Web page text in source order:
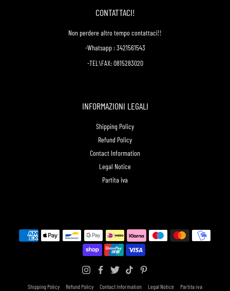
CONTATTACI!
Non perdere altro tempo contattaci!!
-Whatsapp : 3421561543
-TEL\FAX: 0815283020
INFORMAZIONI LEGALI
Shipping Policy
Refund Policy
Contact Information
Legal Notice
Partita iva
Shipping Policy Refund Policy Contact Information Legal Notice Partita iva